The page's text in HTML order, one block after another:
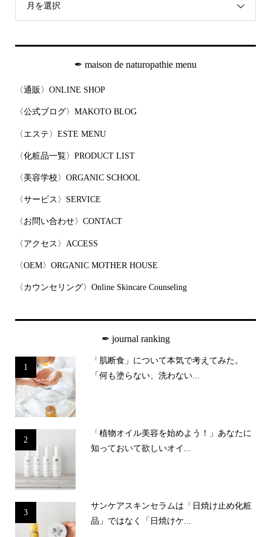
月を選択
✒︎ maison de naturopathie menu
〈通販〉ONLINE SHOP
〈公式ブログ〉MAKOTO BLOG
〈エステ〉ESTE MENU
〈化粧品一覧〉PRODUCT LIST
〈美容学校〉ORGANIC SCHOOL
〈サービス〉SERVICE
〈お問い合わせ〉CONTACT
〈アクセス〉ACCESS
〈OEM〉ORGANIC MOTHER HOUSE
〈カウンセリング〉Online Skincare Counseling
✒︎ journal ranking
1
「肌断食」について本気で考えてみた。
「何も塗らない、洗わない...
2
「植物オイル美容を始めよう！」あなたに
知っておいて欲しいオイ...
3
サンケアスキンセラムは「日焼け止め化粧
品」ではなく「日焼けケ...